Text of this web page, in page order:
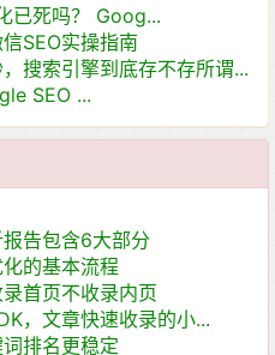
已死吗？ Goog...
SEO实操指南
搜索引擎到底存不存所谓...
SEO ...
告包含6大部分
的基本流程
首页不收录内页
，文章快速收录的小...
排名更稳定